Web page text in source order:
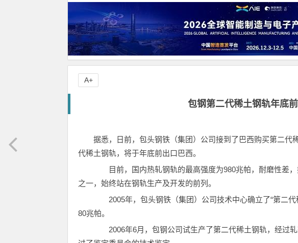
包钢第二代稀土钢轨年底
据悉，日前，包头钢铁（集团）公司接到了巴西购买第二代
代稀土钢轨，将于年底前出口巴西。
目前，国内热轧钢轨的最高强度为980兆帕，耐磨性差，
之一，始终站在钢轨生产及开发的前列。
2005年，包头钢铁（集团）公司技术中心确立了“第二代
80兆帕。
2006年6月，包钢公司试生产了第二代稀土钢轨，经过轧
A+